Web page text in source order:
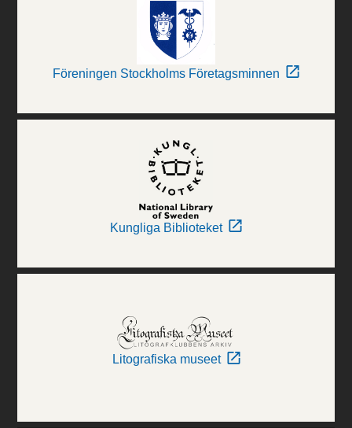
Föreningen Stockholms Företagsminnen
Kungliga Biblioteket
Litografiska museet